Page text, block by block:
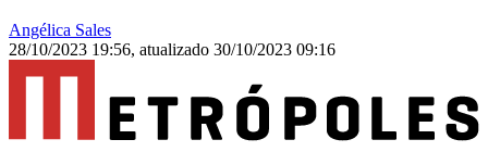
Angélica Sales
28/10/2023 19:56, atualizado 30/10/2023 09:16